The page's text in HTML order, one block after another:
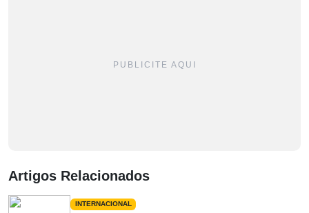
PUBLICITE AQUI
Artigos Relacionados
INTERNACIONAL